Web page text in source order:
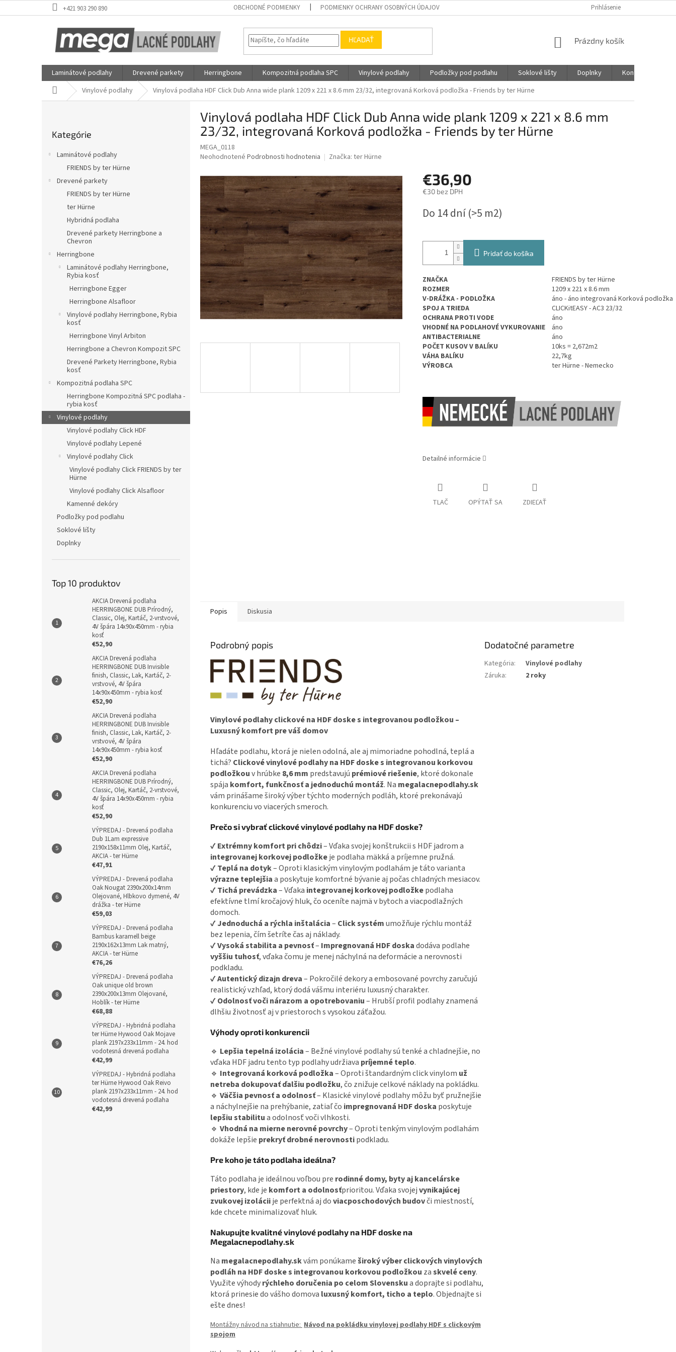
na
+421 903 290 890 OBCHODNÉ PODMIENKY PODMIENKY OCHRANY OSOBNÝCH ÚDAJOV Prihlásenie
HĽADAŤ
NÁKUPNÝ
Prázdny košík
Laminátové podlahy Drevené parkety Herringbone Kompozitná podlaha SPC Vinylové podlahy Podložky pod podlahu Soklové lišty Doplnky
Kontakty
DomovVinylové podlahy Vinylová podlaha HDF Click Dub Anna wide plank 1209 x 221 x 8.6 mm 23/32, integrovaná Korková podložka - Friends by ter Hürne
kategórie
Kategórie
Laminátové podlahy
FRIENDS by ter Hürne
Drevené parkety
FRIENDS by ter Hürne
ter Hürne
Hybridná podlaha
Drevené parkety Herringbone a
Chevron
Herringbone
Laminátové podlahy Herringbone,
Rybia kosť
Herringbone Egger
Herringbone Alsafloor
Vinylové podlahy Herringbone, Rybia
kosť
Herringbone Vinyl Arbiton
Herringbone a Chevron Kompozit SPC
Drevené Parkety Herringbone, Rybia
kosť
Kompozitná podlaha SPC
Herringbone Kompozitná SPC podlaha -
rybia kosť
Vinylové podlahy
Vinylové podlahy Click HDF
Vinylové podlahy Lepené
Vinylové podlahy Click
Vinylové podlahy Click FRIENDS by ter
Hürne
Vinylové podlahy Click Alsafloor
Kamenné dekóry
Podložky pod podlahu
Soklové lišty
Doplnky
Top 10 produktov
AKCIA Drevená podlaha
HERRINGBONE DUB Prírodný,
Classic, Olej, Kartáč, 2-vrstvové,
4V špára 14x90x450mm - rybia
kosť
€52,90
AKCIA Drevená podlaha
HERRINGBONE DUB Invisible
finish, Classic, Lak, Kartáč, 2-
vrstvové, 4V špára
14x90x450mm - rybia kosť
€52,90
AKCIA Drevená podlaha
HERRINGBONE DUB Invisible
finish, Classic, Lak, Kartáč, 2-
vrstvové, 4V špára
14x90x450mm - rybia kosť
€52,90
AKCIA Drevená podlaha
HERRINGBONE DUB Prírodný,
Classic, Olej, Kartáč, 2-vrstvové,
4V špára 14x90x450mm - rybia
kosť
€52,90
VÝPREDAJ - Drevená podlaha
Dub 1Lam expressive
2190x158x11mm Olej, Kartáč,
AKCIA - ter Hürne
€47,91
VÝPREDAJ - Drevená podlaha
Oak Nougat 2390x200x14mm
Olejované, Hlbkovo dymené, 4V
drážka - ter Hürne
€59,03
VÝPREDAJ - Drevená podlaha
Bambus karamell beige
2190x162x13mm Lak matný,
AKCIA - ter Hürne
€76,26
VÝPREDAJ - Drevená podlaha
Oak unique old brown
2390x200x13mm Olejované,
Hoblík - ter Hürne
€68,88
VÝPREDAJ - Hybridná podlaha
ter Hürne Hywood Oak Mojave
plank 2197x233x11mm - 24. hod
vodotesná drevená podlaha
€42,99
VÝPREDAJ - Hybridná podlaha
ter Hürne Hywood Oak Reivo
plank 2197x233x11mm - 24. hod
vodotesná drevená podlaha
€42,99
Vinylová podlaha HDF Click Dub Anna wide plank 1209 x 221 x 8.6 mm
23/32, integrovaná Korková podložka - Friends by ter Hürne
MEGA_0118
Priemerné
produktu
je
0,0
z
5
hviezdičiek.
Neohodnotené Podrobnosti hodnotenia Značka: ter Hürne
€36,90
€30 bez DPH
cena:
Do 14 dní(>5 m2)
Pridať do košíka
ZNAČKA
FRIENDS by ter Hürne
ROZMER
1209 x 221 x 8.6 mm
V-DRÁŽKA - PODLOŽKA
áno - áno integrovaná Korková podložka
SPOJ A TRIEDA
CLICKitEASY- AC3 23/32
OCHRANA PROTI VODE
áno
VHODNÉ NA PODLAHOVÉ VYKUROVANIE
áno
ANTIBACTERIALNE
áno
POČET KUSOV V BALÍKU
10ks = 2,672m2
VÁHA BALÍKU
22,7kg
VÝROBCA
ter Hürne - Nemecko
Detailné informácie
TLAČ OPÝTAŤ SA ZDIEĽAŤ
Popis Diskusia
Podrobný popis
Vinylové podlahy clickové na HDF doske s integrovanou podložkou –
Luxusný komfort pre váš domov
Hľadáte podlahu, ktorá je nielen odolná, ale aj mimoriadne pohodlná, teplá a
tichá? Clickové vinylové podlahy na HDF doske s integrovanou korkovou
podložkouv hrúbke 8,6 mm predstavujú prémiové riešenie, ktoré dokonale
spája komfort, funkčnosť a jednoduchú montáž. Na megalacnepodlahy.sk
vám prinášame široký výber týchto moderných podláh, ktoré prekonávajú
konkurenciu vo viacerých smeroch.
Prečo si vybrať clickové vinylové podlahy na HDF doske?
✔Extrémny komfort pri chôdzi– Vďaka svojej konštrukcii s HDF jadrom a
integrovanej korkovej podložkeje podlaha mäkká a príjemne pružná.
✔Teplá na dotyk– Oproti klasickým vinylovým podlahám je táto varianta
výrazne teplejšiaa poskytuje komfortné bývanie aj počas chladných mesiacov.
✔Tichá prevádzka– Vďaka integrovanej korkovej podložkepodlaha
efektívne tlmí kročajový hluk, čo oceníte najmä v bytoch a viacpodlažných
domoch.
✔Jednoduchá a rýchla inštalácia– Click systémumožňuje rýchlu montáž
bez lepenia, čím šetríte čas aj náklady.
✔Vysoká stabilita a pevnosť– Impregnovaná HDF doskadodáva podlahe
vyššiu tuhosť, vďaka čomu je menej náchylná na deformácie a nerovnosti
podkladu.
✔Autentický dizajn dreva– Pokročilé dekory a embosované povrchy zaručujú
realistický vzhľad, ktorý dodá vášmu interiéru luxusný charakter.
✔Odolnosť voči nárazom a opotrebovaniu– Hrubší profil podlahy znamená
dlhšiu životnosť aj v priestoroch s vysokou záťažou.
Výhody oproti konkurencii
🔹 Lepšia tepelná izolácia– Bežné vinylové podlahy sú tenké a chladnejšie, no
vďaka HDF jadru tento typ podlahy udržiava príjemné teplo.
🔹 Integrovaná korková podložka– Oproti štandardným click vinylom už
netreba dokupovať ďalšiu podložku, čo znižuje celkové náklady na pokládku.
🔹 Väčšia pevnosť a odolnosť– Klasické vinylové podlahy môžu byť pružnejšie
a náchylnejšie na prehýbanie, zatiaľ čo impregnovaná HDF doska poskytuje
lepšiu stabilitua odolnosť voči vlhkosti.
🔹 Vhodná na mierne nerovné povrchy– Oproti tenkým vinylovým podlahám
dokáže lepšie prekryť drobné nerovnostipodkladu.
Pre koho je táto podlaha ideálna?
Táto podlaha je ideálnou voľbou pre rodinné domy, byty aj kancelárske
priestory, kde je komfort a odolnosťprioritou. Vďaka svojejvynikajúcej
zvukovej izoláciije perfektná aj doviacposchodových budovči miestností,
kde chcete minimalizovať hluk.
Nakupujte kvalitné vinylové podlahy na HDF doske na
Megalacnepodlahy.sk
Na megalacnepodlahy.skvám ponúkameširoký výber clickových vinylových
podláh na HDF doske s integrovanou korkovou podložkou zaskvelé ceny.
Využite výhodyrýchleho doručenia po celom Slovenskua doprajte si podlahu,
ktorá prinesie do vášho domova luxusný komfort, ticho a teplo. Objednajte si
ešte dnes!
Montážny návod na stiahnutie: Návod na pokládku vinylovej podlahy HDF s clickovým
spojom
Dodatočné parametre
Kategória:
Vinylové podlahy
Záruka: 2 roky